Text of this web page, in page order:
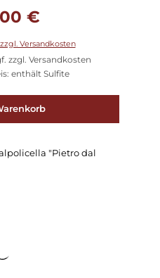
€
Versandkosten
zzgl. Versandkosten
enthält Sulfite